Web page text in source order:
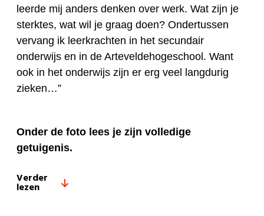
leerde mij anders denken over werk. Wat zijn je
sterktes, wat wil je graag doen? Ondertussen
vervang ik leerkrachten in het secundair
onderwijs en in de Arteveldehogeschool. Want
ook in het onderwijs zijn er erg veel langdurig
zieken…”
Onder de foto lees je zijn volledige
getuigenis.
Verder
lezen